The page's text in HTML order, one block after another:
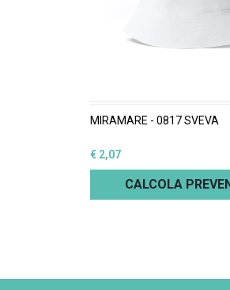
MIRAMARE - 0817 SVEVA
€ 2,07
CALCOLA